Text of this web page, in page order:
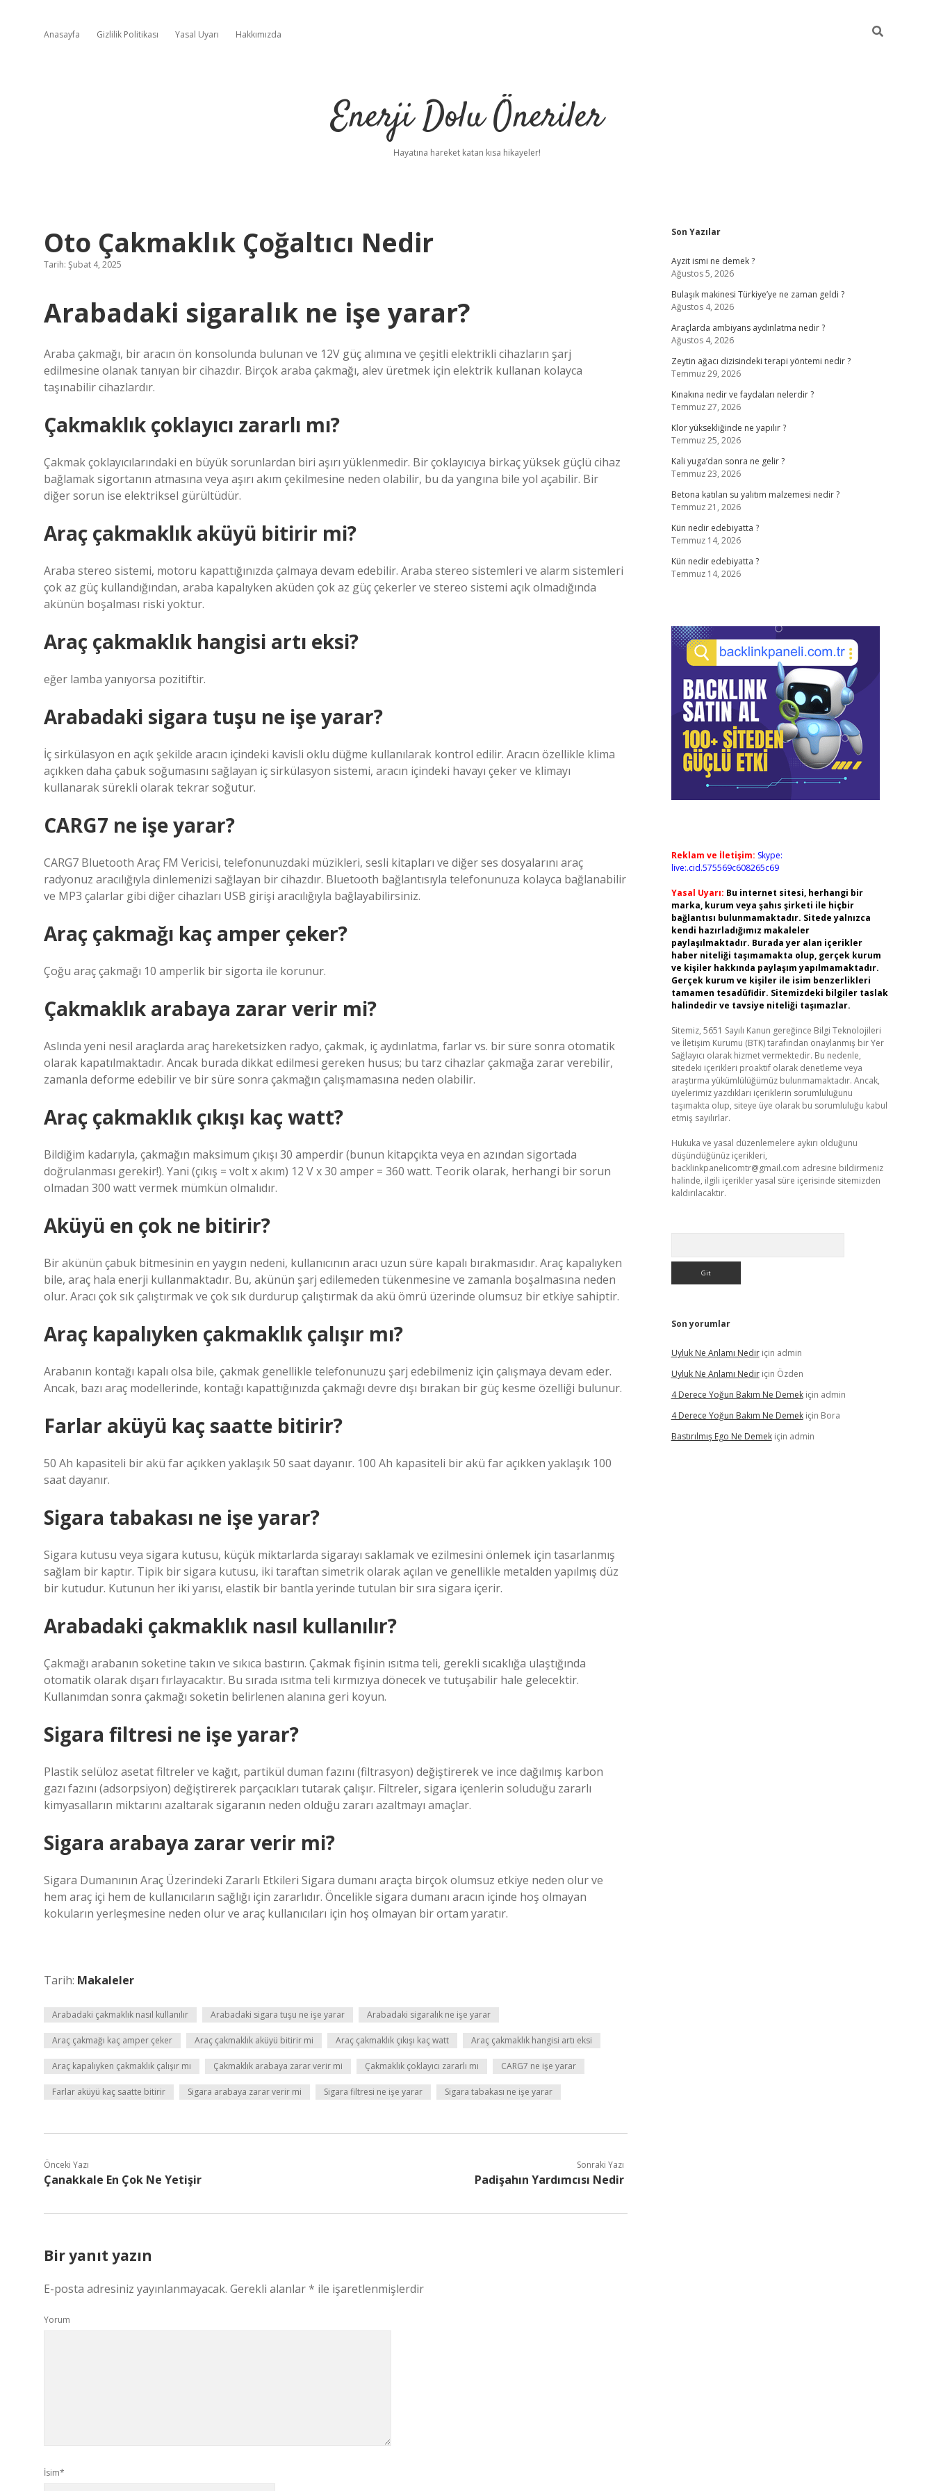
Anasayfa Gizlilik Politikası Yasal Uyarı Hakkımızda
Enerji Dolu Öneriler
Hayatına hareket katan kısa hikayeler!
Oto Çakmaklık Çoğaltıcı Nedir
Tarih: Şubat 4, 2025
Arabadaki sigaralık ne işe yarar?
Araba çakmağı, bir aracın ön konsolunda bulunan ve 12V güç alımına ve çeşitli elektrikli cihazların şarj
edilmesine olanak tanıyan bir cihazdır. Birçok araba çakmağı, alev üretmek için elektrik kullanan kolayca
taşınabilir cihazlardır.
Çakmaklık çoklayıcı zararlı mı?
Çakmak çoklayıcılarındaki en büyük sorunlardan biri aşırı yüklenmedir. Bir çoklayıcıya birkaç yüksek güçlü cihaz
bağlamak sigortanın atmasına veya aşırı akım çekilmesine neden olabilir, bu da yangına bile yol açabilir. Bir
diğer sorun ise elektriksel gürültüdür.
Araç çakmaklık aküyü bitirir mi?
Araba stereo sistemi, motoru kapattığınızda çalmaya devam edebilir. Araba stereo sistemleri ve alarm sistemleri
çok az güç kullandığından, araba kapalıyken aküden çok az güç çekerler ve stereo sistemi açık olmadığında
akünün boşalması riski yoktur.
Araç çakmaklık hangisi artı eksi?
eğer lamba yanıyorsa pozitiftir.
Arabadaki sigara tuşu ne işe yarar?
İç sirkülasyon en açık şekilde aracın içindeki kavisli oklu düğme kullanılarak kontrol edilir. Aracın özellikle klima
açıkken daha çabuk soğumasını sağlayan iç sirkülasyon sistemi, aracın içindeki havayı çeker ve klimayı
kullanarak sürekli olarak tekrar soğutur.
CARG7 ne işe yarar?
CARG7 Bluetooth Araç FM Vericisi, telefonunuzdaki müzikleri, sesli kitapları ve diğer ses dosyalarını araç
radyonuz aracılığıyla dinlemenizi sağlayan bir cihazdır. Bluetooth bağlantısıyla telefonunuza kolayca bağlanabilir
ve MP3 çalarlar gibi diğer cihazları USB girişi aracılığıyla bağlayabilirsiniz.
Araç çakmağı kaç amper çeker?
Çoğu araç çakmağı 10 amperlik bir sigorta ile korunur.
Çakmaklık arabaya zarar verir mi?
Aslında yeni nesil araçlarda araç hareketsizken radyo, çakmak, iç aydınlatma, farlar vs. bir süre sonra otomatik
olarak kapatılmaktadır. Ancak burada dikkat edilmesi gereken husus; bu tarz cihazlar çakmağa zarar verebilir,
zamanla deforme edebilir ve bir süre sonra çakmağın çalışmamasına neden olabilir.
Araç çakmaklık çıkışı kaç watt?
Bildiğim kadarıyla, çakmağın maksimum çıkışı 30 amperdir (bunun kitapçıkta veya en azından sigortada
doğrulanması gerekir!). Yani (çıkış = volt x akım) 12 V x 30 amper = 360 watt. Teorik olarak, herhangi bir sorun
olmadan 300 watt vermek mümkün olmalıdır.
Aküyü en çok ne bitirir?
Bir akünün çabuk bitmesinin en yaygın nedeni, kullanıcının aracı uzun süre kapalı bırakmasıdır. Araç kapalıyken
bile, araç hala enerji kullanmaktadır. Bu, akünün şarj edilemeden tükenmesine ve zamanla boşalmasına neden
olur. Aracı çok sık çalıştırmak ve çok sık durdurup çalıştırmak da akü ömrü üzerinde olumsuz bir etkiye sahiptir.
Araç kapalıyken çakmaklık çalışır mı?
Arabanın kontağı kapalı olsa bile, çakmak genellikle telefonunuzu şarj edebilmeniz için çalışmaya devam eder.
Ancak, bazı araç modellerinde, kontağı kapattığınızda çakmağı devre dışı bırakan bir güç kesme özelliği bulunur.
Farlar aküyü kaç saatte bitirir?
50 Ah kapasiteli bir akü far açıkken yaklaşık 50 saat dayanır. 100 Ah kapasiteli bir akü far açıkken yaklaşık 100
saat dayanır.
Sigara tabakası ne işe yarar?
Sigara kutusu veya sigara kutusu, küçük miktarlarda sigarayı saklamak ve ezilmesini önlemek için tasarlanmış
sağlam bir kaptır. Tipik bir sigara kutusu, iki taraftan simetrik olarak açılan ve genellikle metalden yapılmış düz
bir kutudur. Kutunun her iki yarısı, elastik bir bantla yerinde tutulan bir sıra sigara içerir.
Arabadaki çakmaklık nasıl kullanılır?
Çakmağı arabanın soketine takın ve sıkıca bastırın. Çakmak fişinin ısıtma teli, gerekli sıcaklığa ulaştığında
otomatik olarak dışarı fırlayacaktır. Bu sırada ısıtma teli kırmızıya dönecek ve tutuşabilir hale gelecektir.
Kullanımdan sonra çakmağı soketin belirlenen alanına geri koyun.
Sigara filtresi ne işe yarar?
Plastik selüloz asetat filtreler ve kağıt, partikül duman fazını (filtrasyon) değiştirerek ve ince dağılmış karbon
gazı fazını (adsorpsiyon) değiştirerek parçacıkları tutarak çalışır. Filtreler, sigara içenlerin soluduğu zararlı
kimyasalların miktarını azaltarak sigaranın neden olduğu zararı azaltmayı amaçlar.
Sigara arabaya zarar verir mi?
Sigara Dumanının Araç Üzerindeki Zararlı Etkileri Sigara dumanı araçta birçok olumsuz etkiye neden olur ve
hem araç içi hem de kullanıcıların sağlığı için zararlıdır. Öncelikle sigara dumanı aracın içinde hoş olmayan
kokuların yerleşmesine neden olur ve araç kullanıcıları için hoş olmayan bir ortam yaratır.
Tarih: Makaleler
Arabadaki çakmaklık nasıl kullanılır Arabadaki sigara tuşu ne işe yarar Arabadaki sigaralık ne işe yarar
Araç çakmağı kaç amper çeker Araç çakmaklık aküyü bitirir mi Araç çakmaklık çıkışı kaç watt Araç çakmaklık hangisi artı eksi
Araç kapalıyken çakmaklık çalışır mı Çakmaklık arabaya zarar verir mi Çakmaklık çoklayıcı zararlı mı CARG7 ne işe yarar
Farlar aküyü kaç saatte bitirir Sigara arabaya zarar verir mi Sigara filtresi ne işe yarar Sigara tabakası ne işe yarar
Önceki Yazı
Çanakkale En Çok Ne Yetişir
Sonraki Yazı
Padişahın Yardımcısı Nedir
Bir yanıt yazın
E-posta adresiniz yayınlanmayacak. Gerekli alanlar* ile işaretlenmişlerdir
Yorum
İsim*
Sidebar
Son Yazılar
Ayzit ismi ne demek ?
Ağustos 5, 2026
Bulaşık makinesi Türkiye’ye ne zaman geldi ?
Ağustos 4, 2026
Araçlarda ambiyans aydınlatma nedir ?
Ağustos 4, 2026
Zeytin ağacı dizisindeki terapi yöntemi nedir ?
Temmuz 29, 2026
Kınakına nedir ve faydaları nelerdir ?
Temmuz 27, 2026
Klor yüksekliğinde ne yapılır ?
Temmuz 25, 2026
Kali yuga’dan sonra ne gelir ?
Temmuz 23, 2026
Betona katılan su yalıtım malzemesi nedir ?
Temmuz 21, 2026
Kün nedir edebiyatta ?
Temmuz 14, 2026
Kün nedir edebiyatta ?
Temmuz 14, 2026
Reklam ve İletişim: Skype:
live:.cid.575569c608265c69
Yasal Uyarı: Bu internet sitesi, herhangi bir
marka, kurum veya şahıs şirketi ile hiçbir
bağlantısı bulunmamaktadır. Sitede yalnızca
kendi hazırladığımız makaleler
paylaşılmaktadır. Burada yer alan içerikler
haber niteliği taşımamakta olup, gerçek kurum
ve kişiler hakkında paylaşım yapılmamaktadır.
Gerçek kurum ve kişiler ile isim benzerlikleri
tamamen tesadüfidir. Sitemizdeki bilgiler taslak
halindedir ve tavsiye niteliği taşımazlar.
Sitemiz, 5651 Sayılı Kanun gereğince Bilgi Teknolojileri
ve İletişim Kurumu (BTK) tarafından onaylanmış bir Yer
Sağlayıcı olarak hizmet vermektedir. Bu nedenle,
sitedeki içerikleri proaktif olarak denetleme veya
araştırma yükümlülüğümüz bulunmamaktadır. Ancak,
üyelerimiz yazdıkları içeriklerin sorumluluğunu
taşımakta olup, siteye üye olarak bu sorumluluğu kabul
etmiş sayılırlar.
Hukuka ve yasal düzenlemelere aykırı olduğunu
düşündüğünüz içerikleri,
backlinkpanelicomtr@gmail.com adresine bildirmeniz
halinde, ilgili içerikler yasal süre içerisinde sitemizden
kaldırılacaktır.
Son yorumlar
Uyluk Ne Anlamı Nediriçin admin
Uyluk Ne Anlamı Nediriçin Özden
4 Derece Yoğun Bakım Ne Demekiçin admin
4 Derece Yoğun Bakım Ne Demekiçin Bora
Bastırılmış Ego Ne Demekiçin admin